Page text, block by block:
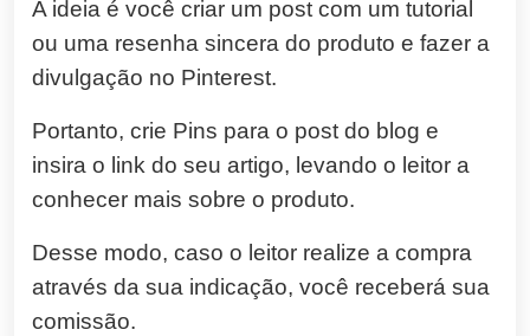
A ideia é você criar um post com um tutorial
ou uma resenha sincera do produto e fazer a
divulgação no Pinterest.
Portanto, crie Pins para o post do blog e
insira o link do seu artigo, levando o leitor a
conhecer mais sobre o produto.
Desse modo, caso o leitor realize a compra
através da sua indicação, você receberá sua
comissão.